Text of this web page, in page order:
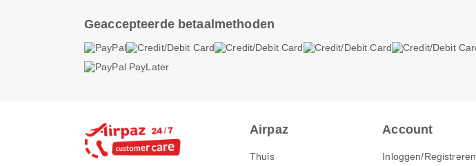
Geaccepteerde betaalmethoden
Airpaz
Thuis
Account
Inloggen/Registreren